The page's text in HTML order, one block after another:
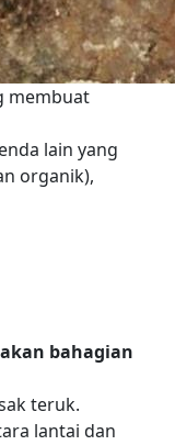
membuat
lain yang
organik),
bahagian
teruk.
lantai dan